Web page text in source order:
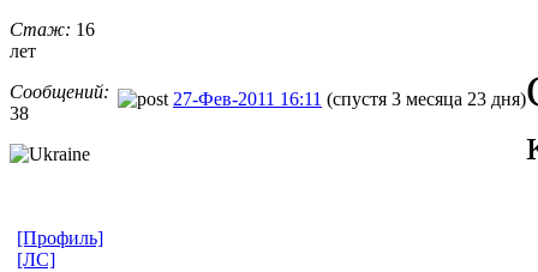
Стаж: 16
лет
Сообщений:
38
27-Фев-2011 16:11 (спустя 3 месяца 23 дня)
[Профиль]
[ЛС]